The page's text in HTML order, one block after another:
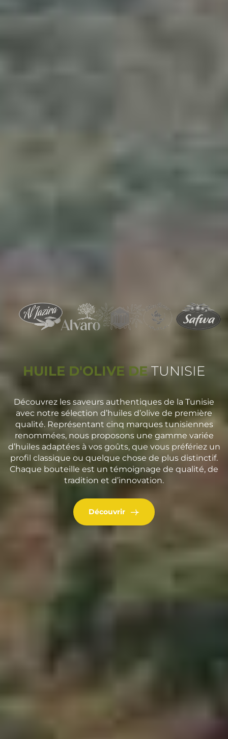
HUILE D'OLIVE DETUNISIE
Découvrez les saveurs authentiques de la Tunisie
avec notre sélection d’huiles d’olive de première
qualité. Représentant cinq marques tunisiennes
renommées, nous proposons une gamme variée
d’huiles adaptées à vos goûts, que vous préfériez un
profil classique ou quelque chose de plus distinctif.
Chaque bouteille est un témoignage de qualité, de
tradition et d’innovation.
Découvrir